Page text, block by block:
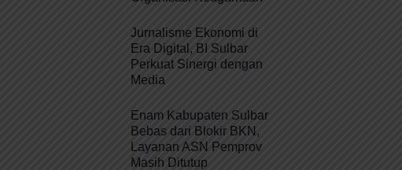
Jurnalisme Ekonomi di
Era Digital, BI Sulbar
Perkuat Sinergi dengan
Media
Enam Kabupaten Sulbar
Bebas dari Blokir BKN,
Layanan ASN Pemprov
Masih Ditutup